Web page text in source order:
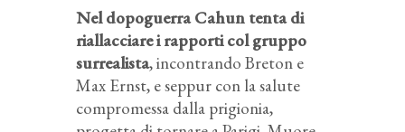
Nel dopoguerra Cahun tenta di
riallacciare i rapporti col gruppo
surrealista, incontrando Breton e
Max Ernst, e seppur con la salute
compromessa dalla prigionia,